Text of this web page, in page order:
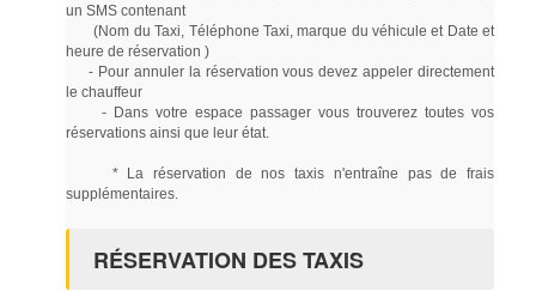
un SMS contenant
(Nom du Taxi, Téléphone Taxi, marque du véhicule et Date et
heure de réservation )
- Pour annuler la réservation vous devez appeler directement
le chauffeur
- Dans votre espace passager vous trouverez toutes vos
réservations ainsi que leur état.
* La réservation de nos taxis n'entraîne pas de frais
supplémentaires.
RÉSERVATION DES TAXIS